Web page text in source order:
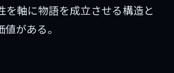
を軸に物語を成立させる構造と
がある。